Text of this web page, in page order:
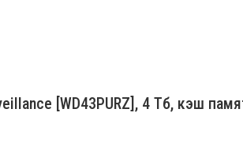
[WD43PURZ], 4 Тб, кэш